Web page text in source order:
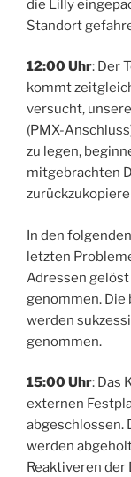
die Lilly
Standort
12:00 Uhr: Der
kommt
versucht,
(PMX-
zu legen,
mitgebrachten
In den
letzten
Adressen
genommen.
werden
genommen.
15:00 Uhr: Das
externen
abgeschlossen.
werden
Reaktiveren der